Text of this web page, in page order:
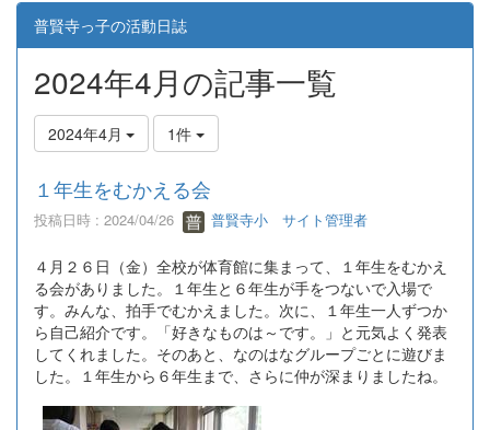
普賢寺っ子の活動日誌
2024年4月の記事一覧
2024年4月 1件
１年生をむかえる会
投稿日時 : 2024/04/26 普賢寺小 サイト管理者
４月２６日（金）全校が体育館に集まって、１年生をむかえ
る会がありました。１年生と６年生が手をつないで入場で
す。みんな、拍手でむかえました。次に、１年生一人ずつか
ら自己紹介です。「好きなものは～です。」と元気よく発表
してくれました。そのあと、なのはなグループごとに遊びま
した。１年生から６年生まで、さらに仲が深まりましたね。